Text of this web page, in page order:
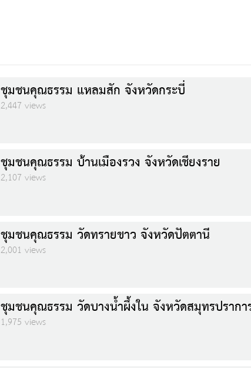
ชุมชนคุณธรรม แหลมสัก จังหวัดกระบี่
2,447 views
ชุมชนคุณธรรม บ้านเมืองรวง จังหวัดเชียงราย
2,107 views
ชุมชนคุณธรรม วัดทรายขาว จังหวัดปัตตานี
2,001 views
ชุมชนคุณธรรม วัดบางน้ำผึ้งใน จังหวัดสมุทรปรากา
1,975 views